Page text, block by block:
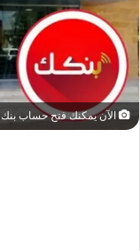
الآن يمكنك فتح حساب بنك الخرطوم أونلاين 2026